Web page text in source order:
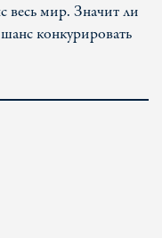
весь мир. Значит ли
конкурировать